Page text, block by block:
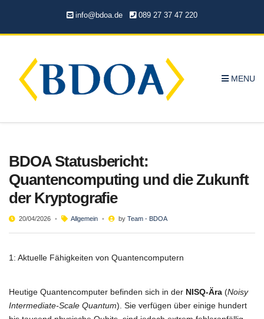
info@bdoa.de 089 27 37 47 220
MENU
BDOA Statusbericht:
Quantencomputing und die Zukunft
der Kryptografie
20/04/2026 Allgemein by Team - BDOA
1: Aktuelle Fähigkeiten von Quantencomputern
Heutige Quantencomputer befinden sich in der NISQ-Ära (Noisy
Intermediate-Scale Quantum). Sie verfügen über einige hundert